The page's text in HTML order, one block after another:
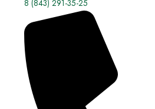
8 (843) 291-35-25